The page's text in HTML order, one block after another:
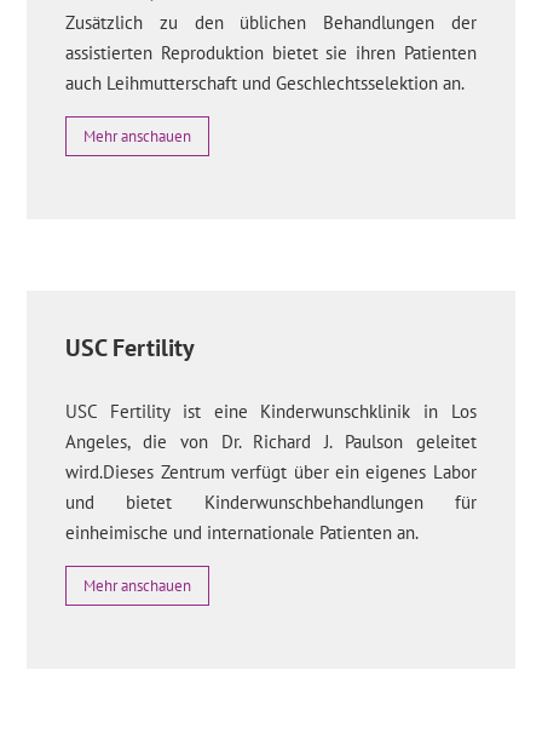
Zusätzlich zu den üblichen Behandlungen der
assistierten Reproduktion bietet sie ihren Patienten
auch Leihmutterschaft und Geschlechtsselektion an.
Mehr anschauen
USC Fertility
USC Fertility ist eine Kinderwunschklinik in Los
Angeles, die von Dr. Richard J. Paulson geleitet
wird.Dieses Zentrum verfügt über ein eigenes Labor
und bietet Kinderwunschbehandlungen für
einheimische und internationale Patienten an.
Mehr anschauen